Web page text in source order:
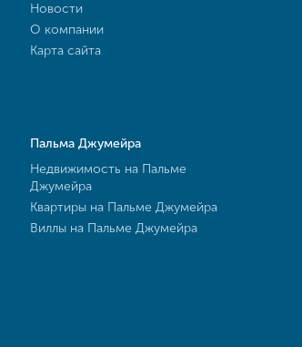
Новости
О компании
Карта сайта
Пальма Джумейра
Недвижимость на Пальме
Джумейра
Квартиры на Пальме Джумейра
Виллы на Пальме Джумейра